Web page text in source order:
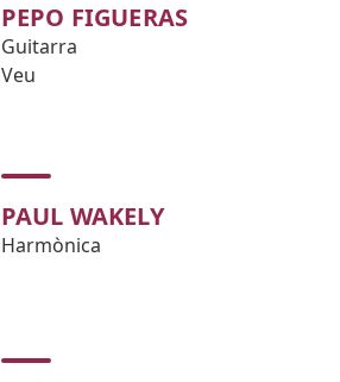
PEPO FIGUERAS
Guitarra
Veu
PAUL WAKELY
Harmònica